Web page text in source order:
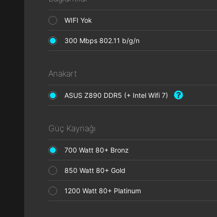
WIFI Yok
300 Mbps 802.11 b/g/n
Anakart
ASUS Z890 DDR5 (+ Intel Wifi 7)
Güç Kaynağı
700 Watt 80+ Bronz
850 Watt 80+ Gold
1200 Watt 80+ Platinum